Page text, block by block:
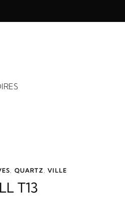
QUARTZ ,VILLE
T13